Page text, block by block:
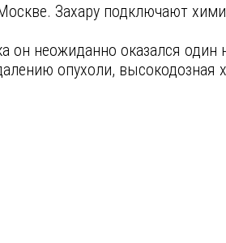
Захару подключают
неожиданно оказался один
опухоли, высокодозная